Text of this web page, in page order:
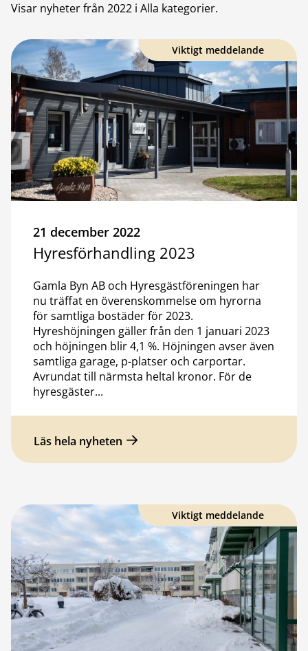
Visar nyheter från 2022 i Alla kategorier.
Viktigt meddelande
21 december 2022
Hyresförhandling 2023
Gamla Byn AB och Hyresgästföreningen har
nu träffat en överenskommelse om hyrorna
för samtliga bostäder för 2023.
Hyreshöjningen gäller från den 1 januari 2023
och höjningen blir 4,1 %. Höjningen avser även
samtliga garage, p-platser och carportar.
Avrundat till närmsta heltal kronor. För de
hyresgäster...
Läs hela nyheten
Viktigt meddelande